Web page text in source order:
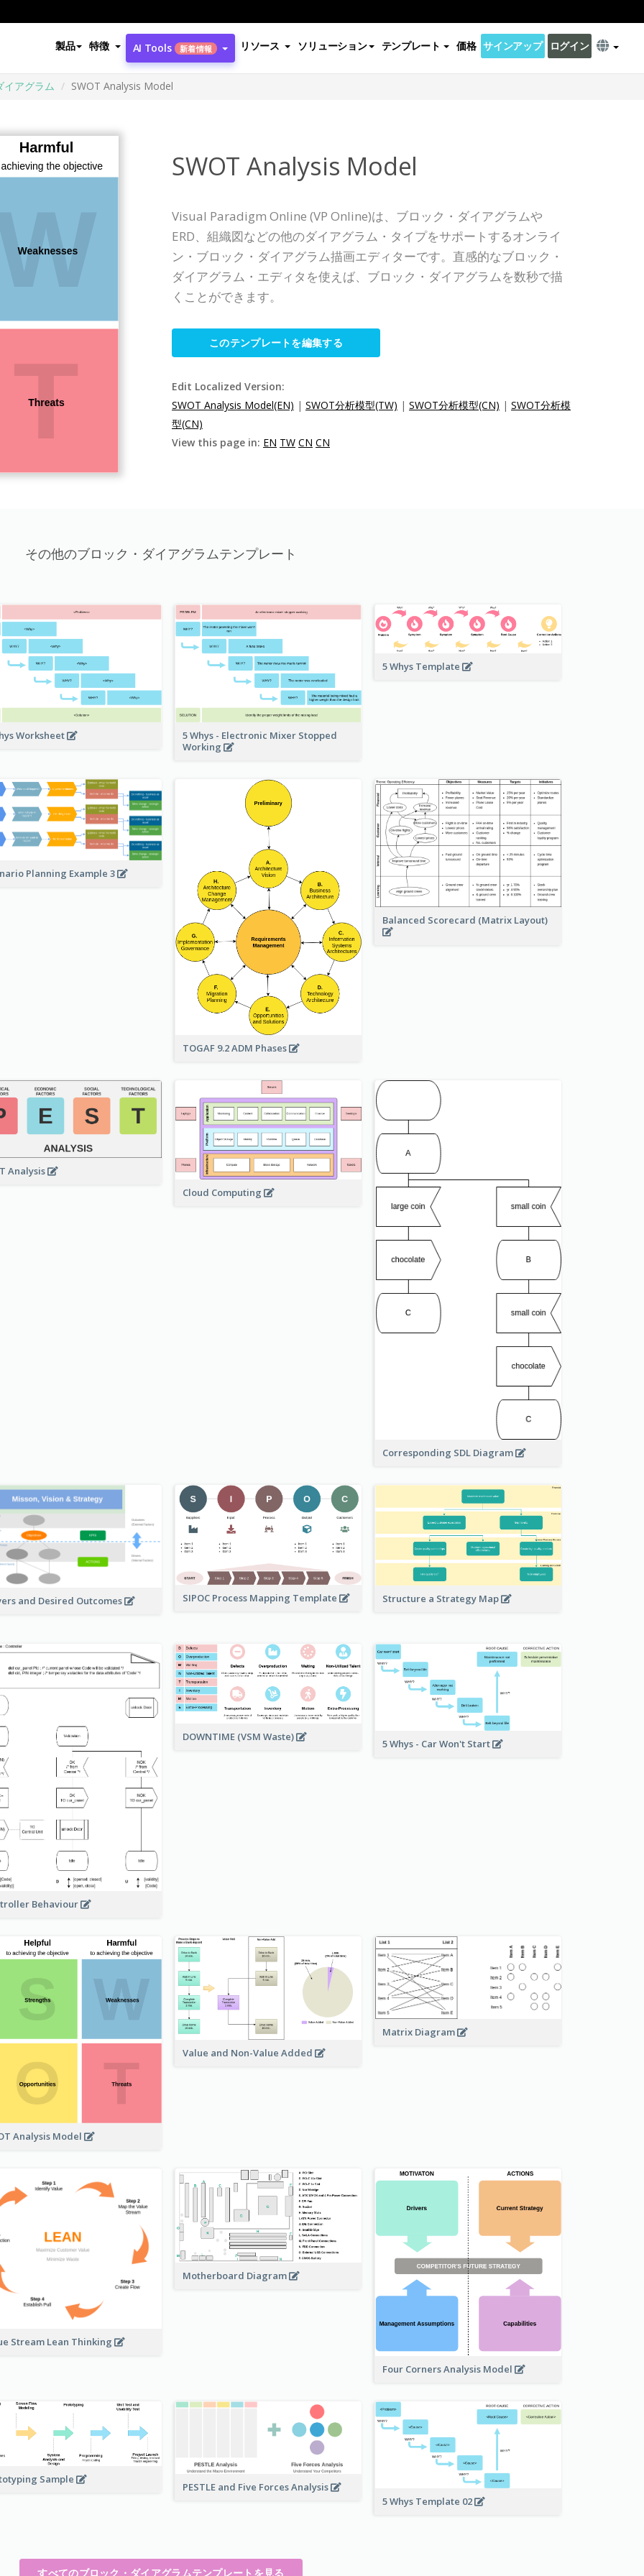
製品 特徴 AI Tools 新着情報 リソース ソリューション テンプレート 価格 サインアップ ログイン
イアグラム SWOT Analysis Model
SWOT Analysis Model
Visual Paradigm Online (VP Online)は、ブロック・ダイアグラムや
ERD、組織図などの他のダイアグラム・タイプをサポートするオンライ
ン・ブロック・ダイアグラム描画エディターです。直感的なブロック・
ダイアグラム・エディタを使えば、ブロック・ダイアグラムを数秒で描
くことができます。
このテンプレートを編集する
Edit Localized Version:
SWOT Analysis Model(EN) | SWOT分析模型(TW) | SWOT分析模型(CN) | SWOT分析模
型(CN)
View this page in: EN TW CN CN
その他のブロック・ダイアグラムテンプレート
Worksheet
5 Whys - Electronic Mixer Stopped
Working
5 Whys Template
Planning Example 3
TOGAF 9.2 ADM Phases
Balanced Scorecard (Matrix Layout)
Analysis
Cloud Computing
Corresponding SDL Diagram
and Desired Outcomes SIPOC Process Mapping Template Structure a Strategy Map
Behaviour
DOWNTIME (VSM Waste)
5 Whys - Car Won't Start
Analysis Model
Value and Non-Value Added
Matrix Diagram
Stream Lean Thinking
Motherboard Diagram
Four Corners Analysis Model
Sample
PESTLE and Five Forces Analysis
5 Whys Template 02
すべてのブロック・ダイアグラムテンプレートを見る